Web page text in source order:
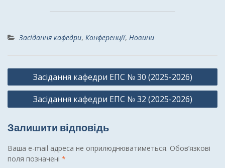
Засідання кафедри, Конференції, Новини
Навігація
записів
Засідання кафедри ЕПС № 30 (2025-2026)
Засідання кафедри ЕПС № 32 (2025-2026)
Залишити відповідь
Ваша e-mail адреса не оприлюднюватиметься. Обов’язкові
поля позначені *